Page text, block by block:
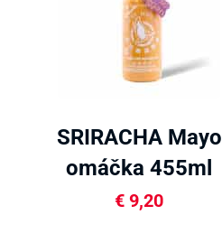
SRIRACHA Mayo
omáčka 455ml
€ 9,20